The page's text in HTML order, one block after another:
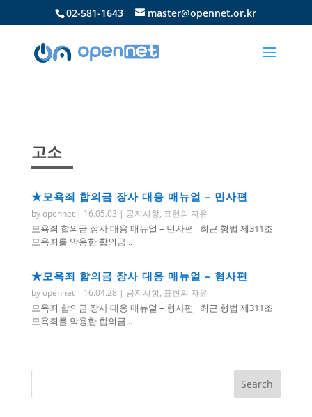
02-581-1643 master@opennet.or.kr
고소
★모욕죄 합의금 장사 대응 매뉴얼 – 민사편
byopennet| 16.05.03 | 공지사항, 표현의 자유
모욕죄 합의금 장사 대응 매뉴얼 – 민사편 최근 형법 제311조
모욕죄를 악용한 합의금...
★모욕죄 합의금 장사 대응 매뉴얼 – 형사편
byopennet| 16.04.28 | 공지사항, 표현의 자유
모욕죄 합의금 장사 대응 매뉴얼 – 형사편 최근 형법 제311조
모욕죄를 악용한 합의금...